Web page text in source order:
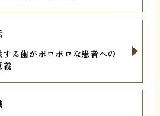
る歯がボロボロな患者への
義